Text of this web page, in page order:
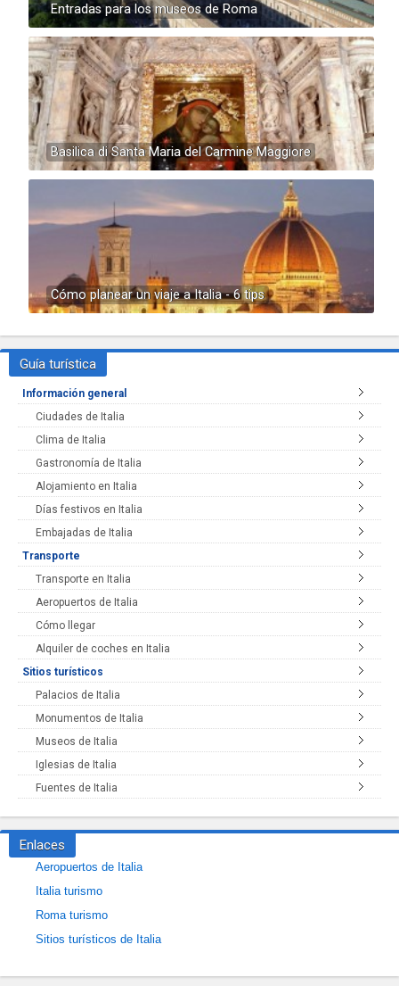
Entradas para los museos de Roma
Basilica di Santa Maria del Carmine Maggiore
Cómo planear un viaje a Italia - 6 tips
Guía turística
Información general
Ciudades de Italia
Clima de Italia
Gastronomía de Italia
Alojamiento en Italia
Días festivos en Italia
Embajadas de Italia
Transporte
Transporte en Italia
Aeropuertos de Italia
Cómo llegar
Alquiler de coches en Italia
Sitios turísticos
Palacios de Italia
Monumentos de Italia
Museos de Italia
Iglesias de Italia
Fuentes de Italia
Enlaces
Aeropuertos de Italia
Italia turismo
Roma turismo
Sitios turísticos de Italia